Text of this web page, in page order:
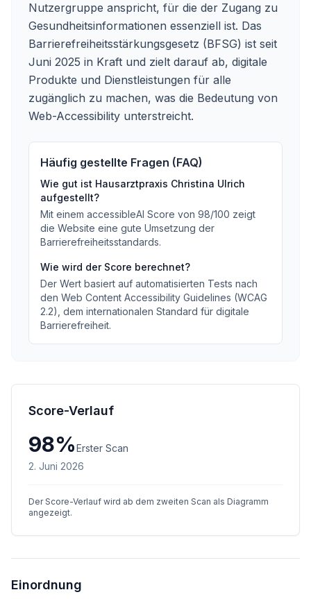
Nutzergruppe anspricht, für die der Zugang zu
Gesundheitsinformationen essenziell ist. Das
Barrierefreiheitsstärkungsgesetz (BFSG) ist seit
Juni 2025 in Kraft und zielt darauf ab, digitale
Produkte und Dienstleistungen für alle
zugänglich zu machen, was die Bedeutung von
Web-Accessibility unterstreicht.
Häufig gestellte Fragen (FAQ)
Wie gut ist Hausarztpraxis Christina Ulrich
aufgestellt?
Mit einem accessibleAI Score von 98/100 zeigt
die Website eine gute Umsetzung der
Barrierefreiheitsstandards.
Wie wird der Score berechnet?
Der Wert basiert auf automatisierten Tests nach
den Web Content Accessibility Guidelines (WCAG
2.2), dem internationalen Standard für digitale
Barrierefreiheit.
Score-Verlauf
98%Erster Scan
2. Juni 2026
Der Score-Verlauf wird ab dem zweiten Scan als Diagramm
angezeigt.
Einordnung